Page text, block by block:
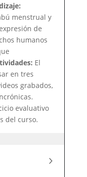
menstrual y
de
humanos
El
en tres
grabados,
evaluativo
del curso.